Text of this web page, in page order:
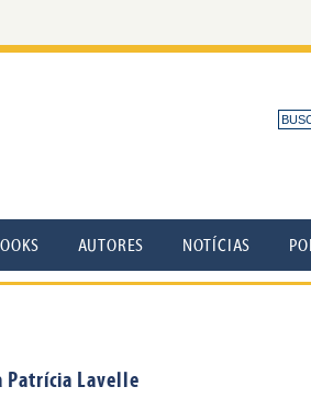
AUTORES NOTÍCIAS
Patrícia Lavelle